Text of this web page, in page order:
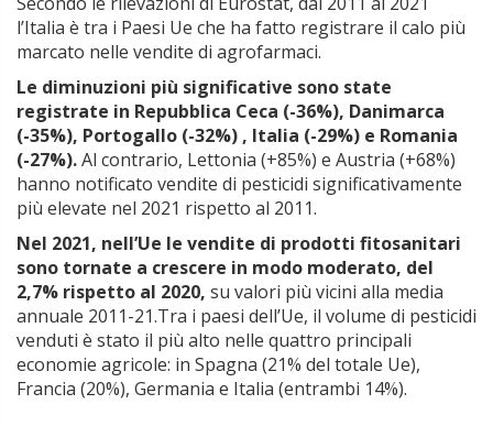
l’Italia è tra i Paesi Ue che ha fatto registrare il calo più
marcato nelle vendite di agrofarmaci.
Le diminuzioni più significative sono state
registrate in Repubblica Ceca (-36%), Danimarca
(-35%), Portogallo (-32%) , Italia (-29%) e Romania
(-27%).Al contrario, Lettonia (+85%) e Austria (+68%)
hanno notificato vendite di pesticidi significativamente
più elevate nel 2021 rispetto al 2011.
Nel 2021, nell’Ue le vendite di prodotti fitosanitari
sono tornate a crescere in modo moderato, del
2,7% rispetto al 2020, su valori più vicini alla media
annuale 2011-21.Tra i paesi dell’Ue, il volume di pesticidi
venduti è stato il più alto nelle quattro principali
economie agricole: in Spagna (21% del totale Ue),
Francia (20%), Germania e Italia (entrambi 14%).